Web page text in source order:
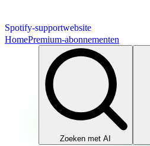
Spotify-supportwebsite
HomePremium-abonnementen
Zoeken met AI